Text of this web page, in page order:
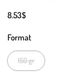
8.53$
Format
150 gr